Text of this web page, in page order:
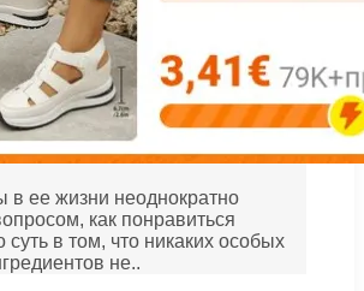
ее жизни неоднократно
как понравиться
в том, что никаких особых
не..